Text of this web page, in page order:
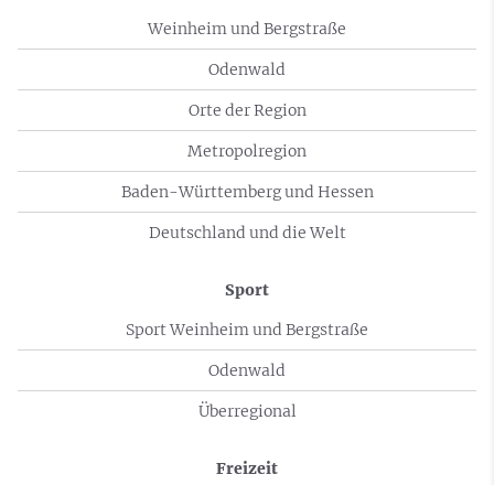
Weinheim und Bergstraße
Odenwald
Orte der Region
Metropolregion
Baden-Württemberg und Hessen
Deutschland und die Welt
Sport
Sport Weinheim und Bergstraße
Odenwald
Überregional
Freizeit